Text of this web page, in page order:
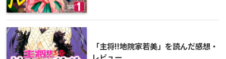
「主将!!地院家若美」を読んだ感想・